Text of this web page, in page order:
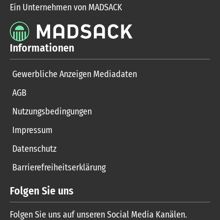
Ein Unternehmen von MADSACK
Informationen
Gewerbliche Anzeigen Mediadaten
AGB
Nutzungsbedingungen
Impressum
Datenschutz
Barrierefreiheitserklärung
Folgen Sie uns
Folgen Sie uns auf unseren Social Media Kanälen.